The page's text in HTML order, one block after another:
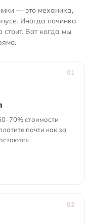
— это механика,
Иногда починка
стоит. Вот когда мы
01
стоимости
почти как за
02